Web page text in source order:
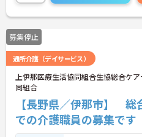
募集停止
通所介護（デイサービス）
上伊那医療生活協同組合生協総合ケ
同組合
【長野県／伊那市】 総
での介護職員の募集です